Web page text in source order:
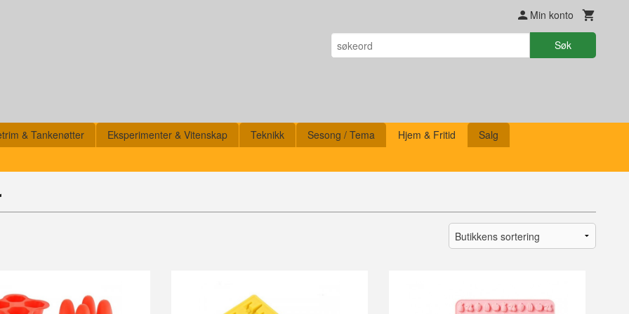
Min konto
Søk
& Tankenøtter Eksperimenter & Vitenskap Teknikk Sesong / Tema Hjem & Fritid Salg